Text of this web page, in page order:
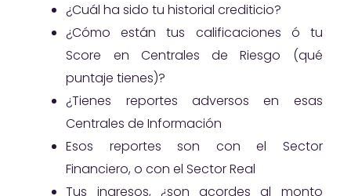
¿Cuál ha sido tu historial crediticio?
¿Cómo están tus calificaciones ó tu
Score en Centrales de Riesgo (qué
puntaje tienes)?
¿Tienes reportes adversos en esas
Centrales de Información
Esos reportes son con el Sector
Financiero, o con el Sector Real
Tus ingresos, ¿son acordes al monto